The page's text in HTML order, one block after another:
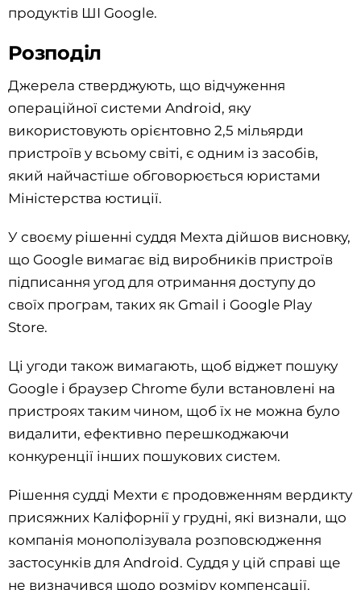
продуктів ШІ Google.
Розподіл
Джерела стверджують, що відчуження
операційної системи Android, яку
використовують орієнтовно 2,5 мільярди
пристроїв у всьому світі, є одним із засобів,
який найчастіше обговорюється юристами
Міністерства юстиції.
У своєму рішенні суддя Мехта дійшов висновку,
що Google вимагає від виробників пристроїв
підписання угод для отримання доступу до
своїх програм, таких як Gmail і Google Play
Store.
Ці угоди також вимагають, щоб віджет пошуку
Google і браузер Chrome були встановлені на
пристроях таким чином, щоб їх не можна було
видалити, ефективно перешкоджаючи
конкуренції інших пошукових систем.
Рішення судді Мехти є продовженням вердикту
присяжних Каліфорнії у грудні, які визнали, що
компанія монополізувала розповсюдження
застосунків для Android. Суддя у цій справі ще
не визначився щодо розміру компенсації.